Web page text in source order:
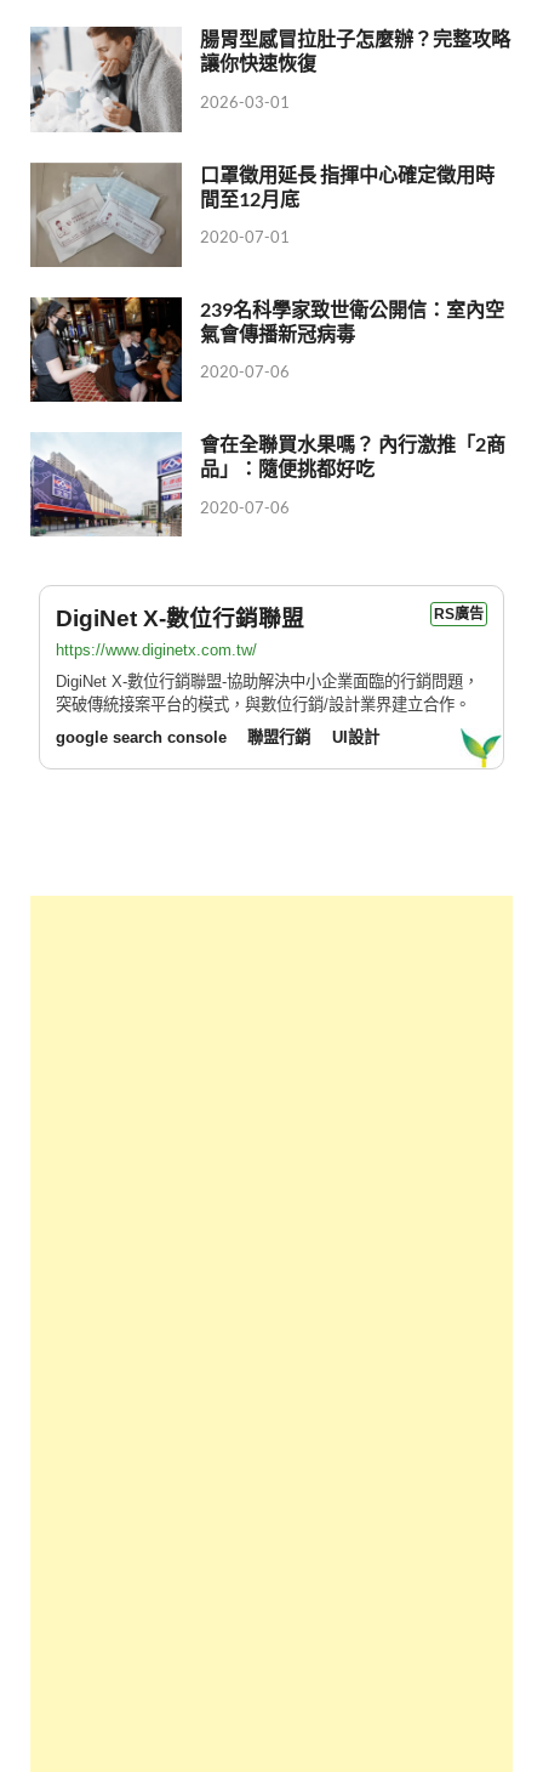
腸胃型感冒拉肚子怎麼辦？完整攻略
讓你快速恢復
2026-03-01
口罩徵用延長 指揮中心確定徵用時
間至12月底
2020-07-01
239名科學家致世衛公開信：室內空
氣會傳播新冠病毒
2020-07-06
會在全聯買水果嗎？ 內行激推「2商
品」：隨便挑都好吃
2020-07-06
DigiNet X-數位行銷聯盟 RS廣告
https://www.diginetx.com.tw/
DigiNet X-數位行銷聯盟-協助解決中小企業面臨的行銷問題，
突破傳統接案平台的模式，與數位行銷/設計業界建立合作。
google search console
聯盟行銷 UI設計